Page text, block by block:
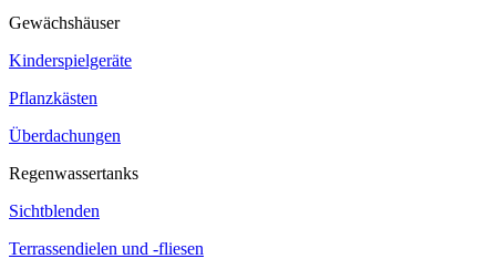
Gewächshäuser
Kinderspielgeräte
Pflanzkästen
Überdachungen
Regenwassertanks
Sichtblenden
Terrassendielen und -fliesen